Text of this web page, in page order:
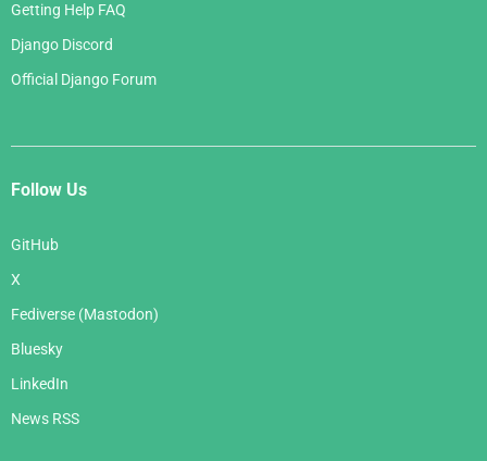
Getting Help FAQ
Django Discord
Official Django Forum
Follow Us
GitHub
X
Fediverse (Mastodon)
Bluesky
LinkedIn
News RSS